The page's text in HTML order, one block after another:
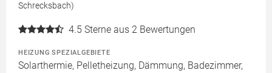
Schrecksbach)
4.5 Sterne aus 2 Bewertungen
HEIZUNG SPEZIALGEBIETE
Solarthermie, Pelletheizung, Dämmung, Badezimmer,